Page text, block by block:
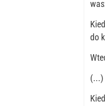
do
(...)